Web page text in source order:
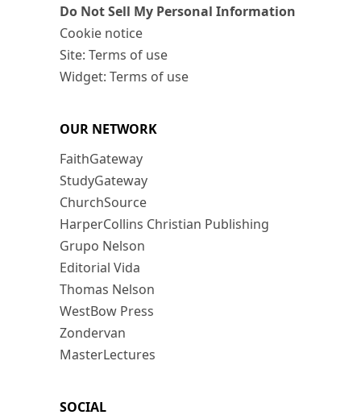
Do Not Sell My Personal Information
Cookie notice
Site: Terms of use
Widget: Terms of use
OUR NETWORK
FaithGateway
StudyGateway
ChurchSource
HarperCollins Christian Publishing
Grupo Nelson
Editorial Vida
Thomas Nelson
WestBow Press
Zondervan
MasterLectures
SOCIAL